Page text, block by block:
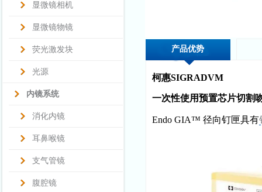
显微镜相机
显微镜物镜
荧光激发块
光源
内镜系统
消化内镜
耳鼻喉镜
支气管镜
腹腔镜
产品优势
柯惠SIGRADVM
一次性使用预置芯片切割
Endo GIA™ 径向钉匣具有